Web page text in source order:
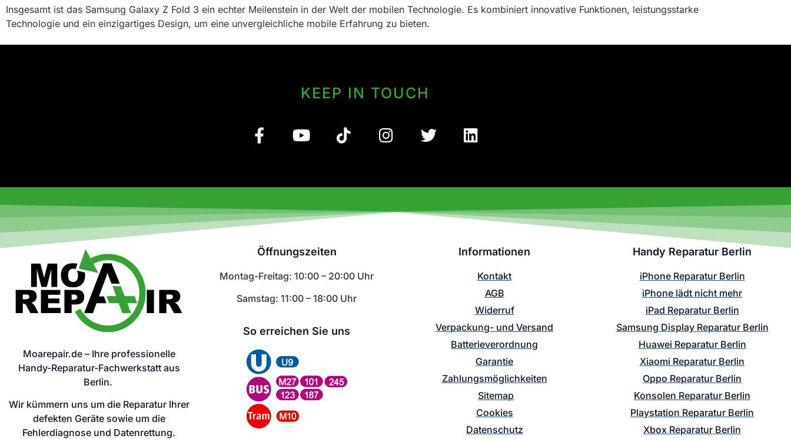
Insgesamt ist das Samsung Galaxy Z Fold 3 ein echter Meilenstein in der Welt der mobilen Technologie. Es kombiniert innovative Funktionen, leistungsstarke
Technologie und ein einzigartiges Design, um eine unvergleichliche mobile Erfahrung zu bieten.
KEEP IN TOUCH
Moarepair.de – Ihre professionelle
Handy-Reparatur-Fachwerkstatt aus
Berlin.
Wir kümmern uns um die Reparatur Ihrer
defekten Geräte sowie um die
Fehlerdiagnose und Datenrettung.
Öffnungszeiten
Montag-Freitag: 10:00 – 20:00 Uhr
Samstag: 11:00 – 18:00 Uhr
So erreichen Sie uns
Informationen
Kontakt
AGB
Widerruf
Verpackung- und Versand
Batterieverordnung
Garantie
Zahlungsmöglichkeiten
Sitemap
Cookies
Datenschutz
Handy Reparatur Berlin
iPhone Reparatur Berlin
iPhone lädt nicht mehr
iPad Reparatur Berlin
Samsung Display Reparatur Berlin
Huawei Reparatur Berlin
Xiaomi Reparatur Berlin
Oppo Reparatur Berlin
Konsolen Reparatur Berlin
Playstation Reparatur Berlin
Xbox Reparatur Berlin